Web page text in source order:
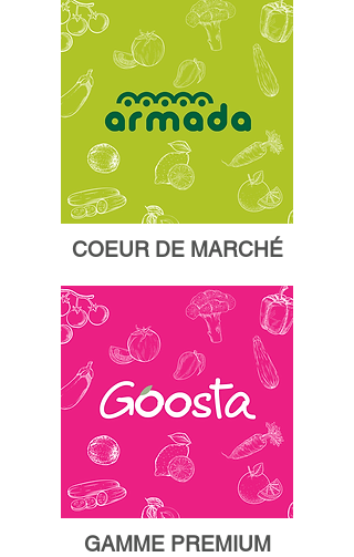
COEUR DE MARCHÉ
GAMME PREMIUM